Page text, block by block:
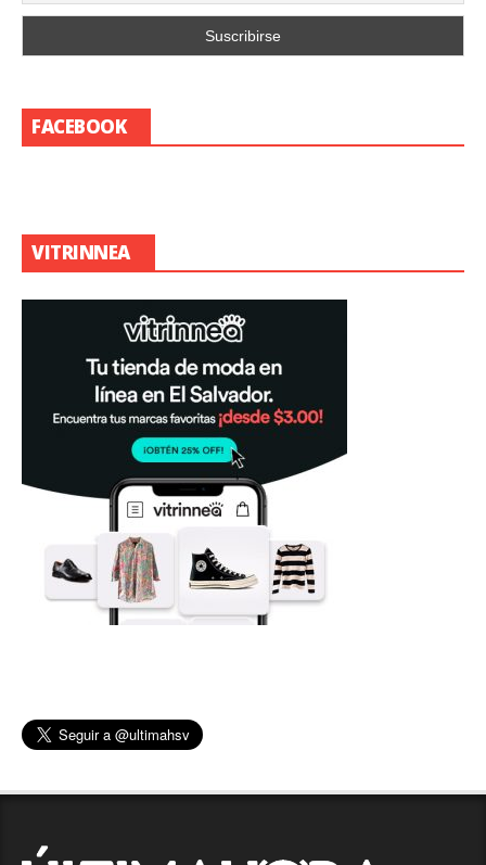
FACEBOOK
VITRINNEA